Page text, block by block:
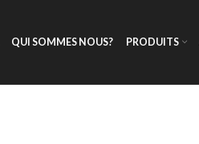
QUI SOMMES NOUS? PRODUITS